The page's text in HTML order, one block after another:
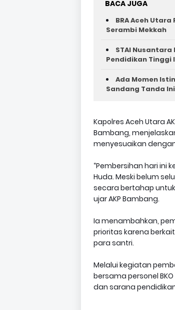
BACA JUGA
BRA Aceh
Serambi Mekkah
STAI
Pendidikan Tinggi
Ada Momen
Sandang Tanda Ini
Kapolres Aceh Utara
Bambang,
menyesuaikan
“Pembersihan hari ini
Huda. Meski belum
secara bertahap
ujar AKP Bambang.
Ia menambahkan,
prioritas karena
para santri.
Melalui kegiatan
bersama personel
dan sarana